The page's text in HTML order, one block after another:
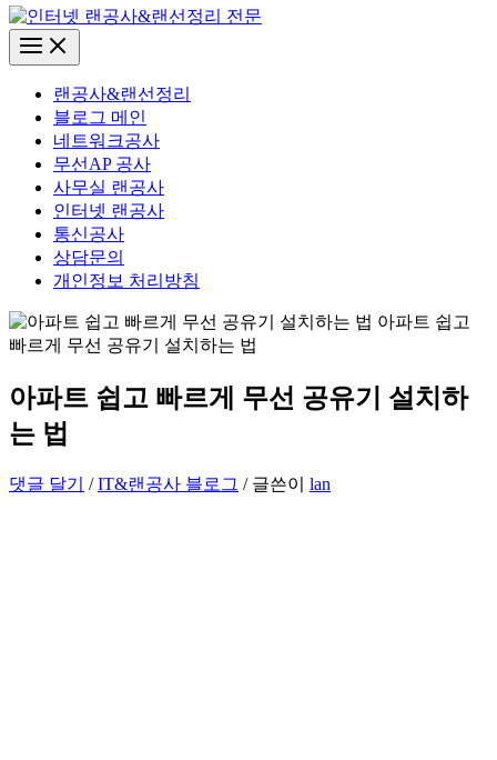
Main
Menu
랜공사&랜선정리
블로그 메인
네트워크공사
무선AP 공사
사무실 랜공사
인터넷 랜공사
통신공사
상담문의
개인정보 처리방침
아파트 쉽고 빠르게 무선 공유기 설치하
는 법
댓글 달기 /IT&랜공사 블로그 / 글쓴이 lan